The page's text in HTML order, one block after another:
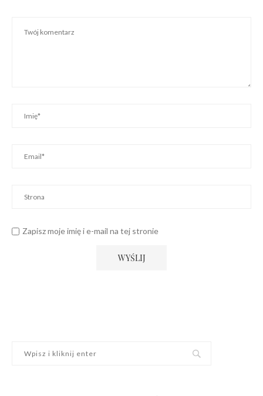
Zapisz moje imię i e-mail na tej stronie